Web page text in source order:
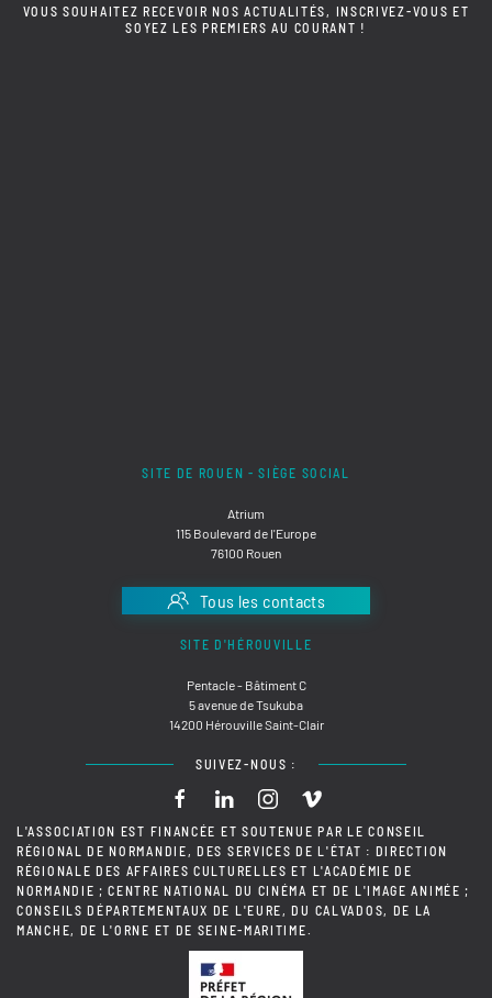
VOUS SOUHAITEZ RECEVOIR NOS ACTUALITÉS, INSCRIVEZ-VOUS ET
SOYEZ LES PREMIERS AU COURANT !
SITE DE ROUEN - SIÈGE SOCIAL
Atrium
115 Boulevard de l'Europe
76100 Rouen
Tous les contacts
SITE D'HÉROUVILLE
Pentacle - Bâtiment C
5 avenue de Tsukuba
14200 Hérouville Saint-Clair
SUIVEZ-NOUS :
L'ASSOCIATION EST FINANCÉE ET SOUTENUE PAR LE CONSEIL
RÉGIONAL DE NORMANDIE, DES SERVICES DE L'ÉTAT : DIRECTION
RÉGIONALE DES AFFAIRES CULTURELLES ET L'ACADÉMIE DE
NORMANDIE ; CENTRE NATIONAL DU CINÉMA ET DE L'IMAGE ANIMÉE ;
CONSEILS DÉPARTEMENTAUX DE L'EURE, DU CALVADOS, DE LA
MANCHE, DE L'ORNE ET DE SEINE-MARITIME.